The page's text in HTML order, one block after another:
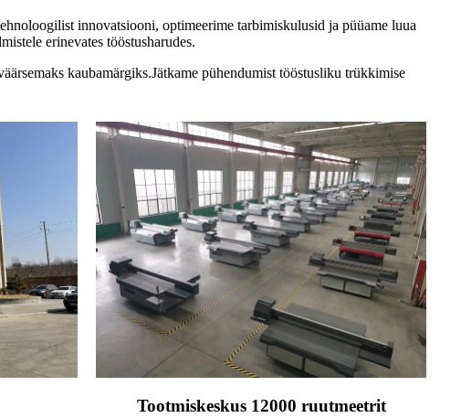
innovatsiooni, optimeerime tarbimiskulusid ja püüame luua
erinevates tööstusharudes.
kaubamärgiks.Jätkame pühendumist tööstusliku trükkimise
Tootmiskeskus 12000 ruutmeetrit